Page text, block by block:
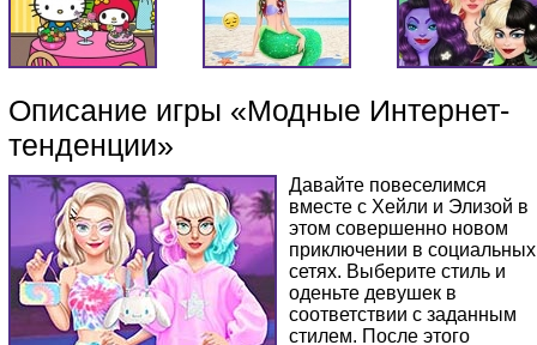
Описание игры «Модные Интернет-
тенденции»
Давайте повеселимся
вместе с Хейли и Элизой в
этом совершенно новом
приключении в социальных
сетях. Выберите стиль и
оденьте девушек в
соответствии с заданным
стилем. После этого